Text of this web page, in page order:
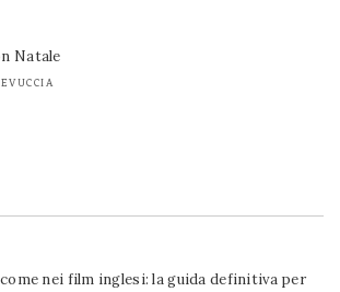
Natale
nei film inglesi: la guida definitiva per